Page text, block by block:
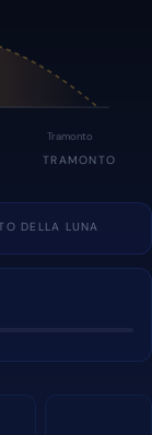
Tramonto
TRAMONTO
DELLA LUNA